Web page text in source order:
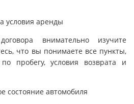
условия аренды
внимательно изучите
что вы понимаете все пункты,
пробегу, условия возврата и
состояние автомобиля